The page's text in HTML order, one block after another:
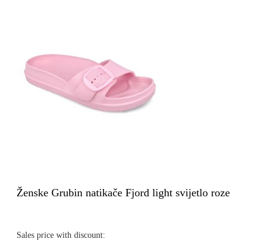
Ženske Grubin natikače Fjord light svijetlo roze
Sales price with discount: